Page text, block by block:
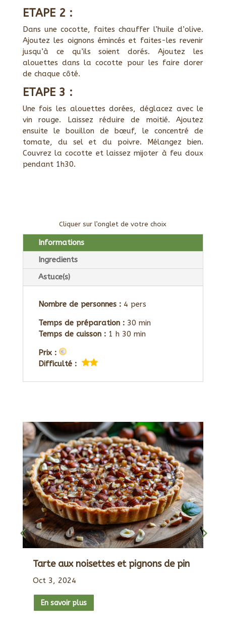
ETAPE 2 :
Dans une cocotte, faites chauffer l’huile d’olive.
Ajoutez les oignons émincés et faites-les revenir
jusqu’à ce qu’ils soient dorés. Ajoutez les
alouettes dans la cocotte pour les faire dorer
de chaque côté.
ETAPE 3 :
Une fois les alouettes dorées, déglacez avec le
vin rouge. Laissez réduire de moitié. Ajoutez
ensuite le bouillon de bœuf, le concentré de
tomate, du sel et du poivre. Mélangez bien.
Couvrez la cocotte et laissez mijoter à feu doux
pendant 1h30.
Cliquer sur l’onglet de votre choix
Informations
Ingredients
Astuce(s)
Nombre de personnes :4 pers
Temps de préparation :30 min
Temps de cuisson :1 h 30 min
Prix :
Difficulté :
Tarte aux noisettes et pignons de pin
Oct 3, 2024
En savoir plus